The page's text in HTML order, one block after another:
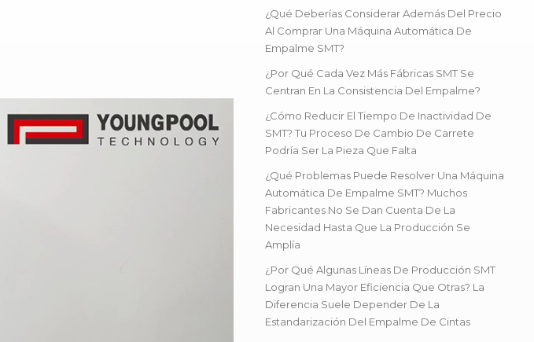
¿Qué Deberías Considerar Además Del Precio
Al Comprar Una Máquina Automática De
Empalme SMT?
¿Por Qué Cada Vez Más Fábricas SMT Se
Centran En La Consistencia Del Empalme?
¿Cómo Reducir El Tiempo De Inactividad De
SMT? Tu Proceso De Cambio De Carrete
Podría Ser La Pieza Que Falta
¿Qué Problemas Puede Resolver Una Máquina
Automática De Empalme SMT? Muchos
Fabricantes No Se Dan Cuenta De La
Necesidad Hasta Que La Producción Se
Amplía
¿Por Qué Algunas Líneas De Producción SMT
Logran Una Mayor Eficiencia Que Otras? La
Diferencia Suele Depender De La
Estandarización Del Empalme De Cintas